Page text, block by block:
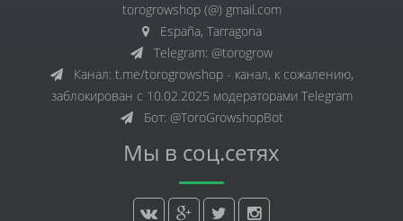
torogrowshop (@) gmail.com
España, Tarragona
Telegram: @torogrow
Канал: t.me/torogrowshop - канал, к сожалению,
заблокирован с 10.02.2025 модераторами Telegram
Бот: @ToroGrowshopBot
Мы в соц.сетях